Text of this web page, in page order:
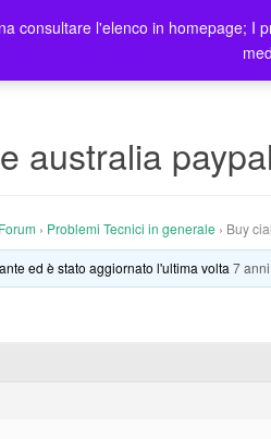
Home Prodotti
australia
Forum › Problemi Tecnici in generale › Buy
ed è stato aggiornato l'ultima volta7
consultare l'elenco in homepage;